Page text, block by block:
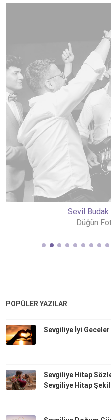
Sevil Budak
Düğün
POPÜLER YAZILAR
Sevgiliye İyi
Sevgiliye Hitap
Sevgiliye Hitap